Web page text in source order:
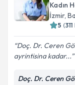
E-posta
Kişisel
Kadın
İzmir,
5 (311
Doç. Dr. Ceren
ayrintisina kadar...
Doç. Dr. Ceren